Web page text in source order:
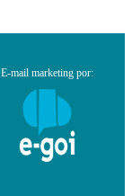
E-mail marketing por: